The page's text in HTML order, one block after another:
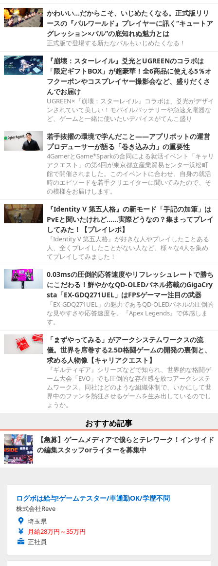
かわいい…だからこそ、いじめたくなる。正式版リリ
ースの『パルワールド』プレイヤーに訊く“キュートア
グレッション×パル”の底知れぬ魅力とは
正式版で登場する新たなパルもいじめたくなる！
『崩壊：スターレイル』爻光とUGREENのコラボは
「限定ギフトBOX」が超豪華！全6商品に使える5％オ
フクーポンやコスプレイヤー撮影会など、盛りだくさ
んでお届け
UGREEN×『崩壊：スターレイル』コラボは、爻光がデザイ
ンされていて美しい！モバイルバッテリーや急速充電器な
ど、ゲームと一緒に使いたいデバイスがてんこ盛り
若手抜擢の環境で学んだこと――アプリボットの運営
プロデューサーが語る「巻き込み力」の重要性
4GamerとGame*Sparkの合同による就活イベント「キャリ
アクエスト」の第4回が東京都立産業貿易センター浜松町
館で開催されました。このイベントに合わせ、自身の就活
時のエピソードを若手クリエイターに聞いてみたので、そ
の模様をお届けします。
『Identity V 第五人格』の新モード「手記の加筆」は
PvEと聞いたけれど……実際どうなの？集まってプレイ
してみた！【プレイレポ】
『Identity V 第五人格』が好きな人やプレイしたことある
人、全くプレイしたことがない人など、様々な4人を集め
てプレイしてみました！
0.03msの圧倒的応答速度やリフレッシュレートで勝ち
にこだわる！鮮やかなQD-OLEDパネル搭載のGigaCry
sta「EX-GDQ271UEL」はFPSゲーマー注目の武器
「EX-GDQ271UEL」の魅力であるQD-OLEDパネルの圧倒的
な見やすさや応答速度を、『Apex Legends』で体感しま
す。
「まずやってみる」がアークシステムワークスの流
儀。世界を席巻する2.5D格闘ゲームの開発の裏側と、
求める人物像【キャリアクエスト】
『ギルティギア』シリーズなどで知られ、世界的な格闘ゲ
ーム大会「EVO」でも圧倒的な存在感を放つアークシステ
ムワークス。同社はどのような組織体制で、いかにして世
界中のファンを熱狂させるゲームを生み出しているのでし
ょうか。
おすすめ記事
【急募】ゲームメディアで僕らとテレワーク！インサイド
の編集スタッフorライターを募集中
ログボは給与!ゲームテスター/車通勤OK/学歴不問
株式会社Reve
埼玉県
月給28万円～35万円
正社員